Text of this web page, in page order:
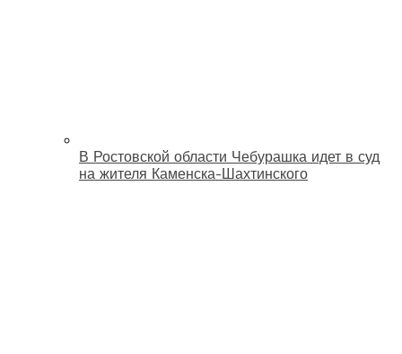
В Ростовской области Чебурашка идет в суд
на жителя Каменска-Шахтинского